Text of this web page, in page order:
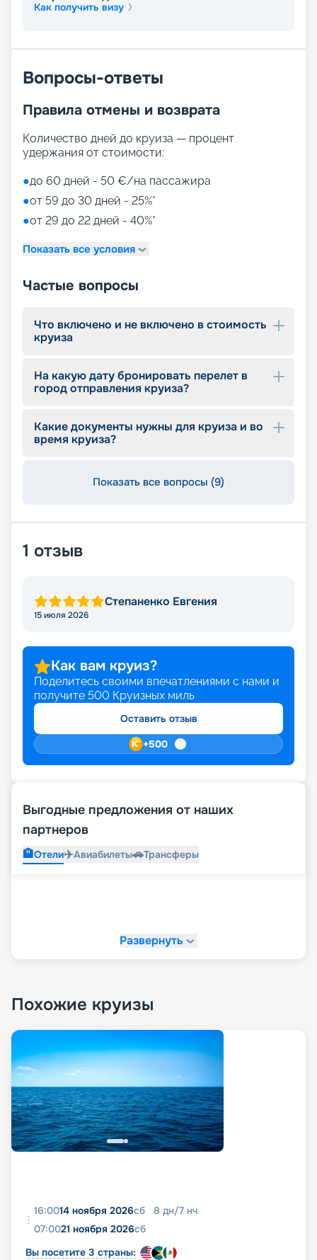
Маршруты лайнера MSC Grandiosa в навигацию
Испании и Франции. На нашем сайте можно
нужные сведения – расписание круизов, схемы
палуб, цены путевок, описание кают, фото
интерьеров. Вас ждет лучший отдых в мире! Для
того чтобы выбрать лучшие места,
воспользуйтесь услугой раннего бронирования.
Как получить визу
Вопросы-ответы
Правила отмены и возврата
Количество дней до круиза — процент
удержания от стоимости:
●до 60 дней - 50 €/на пассажира
●от 59 до 30 дней - 25%*
●от 29 до 22 дней - 40%*
Показать все условия
Частые вопросы
Что включено и не включено в стоимость
круиза
На какую дату бронировать перелет в
город отправления круиза?
Какие документы нужны для круиза и во
время круиза?
Показать все вопросы (9)
1 отзыв
Степаненко Евгения
15 июля 2026
Как вам круиз?
Поделитесь своими впечатлениями с нами и
получите 500 Круизных миль
Оставить отзыв
+500
Выгодные предложения от наших
партнеров
🏨Отели✈️Авиабилеты🚗Трансферы
Развернуть
Похожие круизы
16:0014 ноября 2026сб 8 дн/7 нч
07:0021 ноября 2026сб
Вы посетите 3 страны: